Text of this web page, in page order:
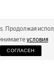
Продолжая
условия
СОГЛАСЕН